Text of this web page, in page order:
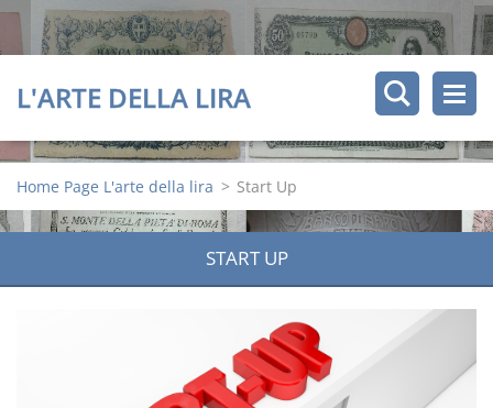
L'ARTE DELLA LIRA
Home Page L'arte della lira > Start Up
START UP